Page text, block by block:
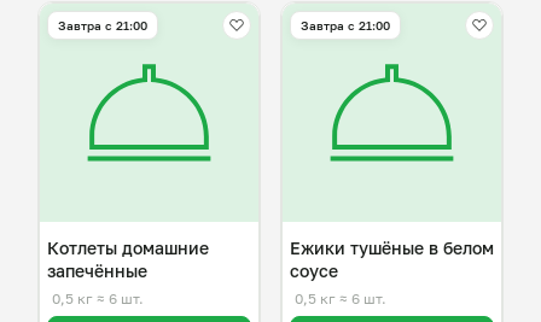
Завтра c 21:00
Котлеты домашние
запечённые
0,5 кг ≈ 6 шт.
Завтра c 21:00
Ежики тушёные в белом
соусе
0,5 кг ≈ 6 шт.